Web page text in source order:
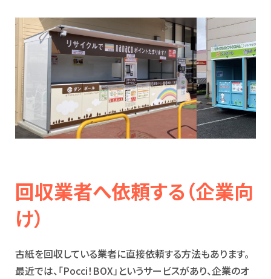
回収業者へ依頼する（企業向
け）
古紙を回収している業者に直接依頼する方法もあります。
最近では、「Pocci！BOX」というサービスがあり、企業のオ